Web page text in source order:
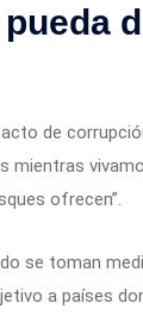
de
mientras
ofrecen”.
se toman
a países